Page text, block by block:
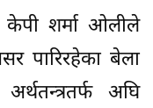
केपी शर्मा ओलीले
पारिरहेका बेला
अघि